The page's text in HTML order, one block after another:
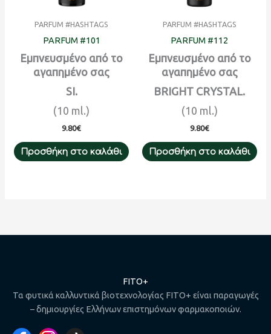
PARFUM #HASHTAGS
PARFUM #101
Εμπνευσμένο από το
αγαπημένο σας
SI.
(10 ml.)
9.80€
Προσθήκη στο καλάθι
PARFUM #HASHTAGS
PARFUM #112
Εμπνευσμένο από το
αγαπημένο σας
BRIGHT CRYSTAL.
(10 ml.)
9.80€
Προσθήκη στο καλάθι
FITO+
Τα φυτικά καλλυντικά βιοτεχνολογίας FITO+ είναι παραγωγές
– δημιουργίες Ελλήνων επιστημόνων φαρμακοποιών.